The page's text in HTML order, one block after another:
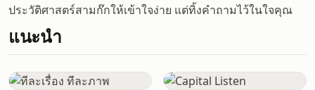
ประวัติศาสตร์สามก๊กให้เข้าใจง่าย แต่ทิ้งคำถามไว้ในใจคุณ
แนะนำ